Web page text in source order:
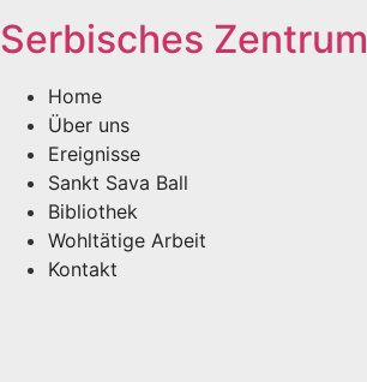
Serbisches Zentrum
Home
Über uns
Ereignisse
Sankt Sava Ball
Bibliothek
Wohltätige Arbeit
Kontakt